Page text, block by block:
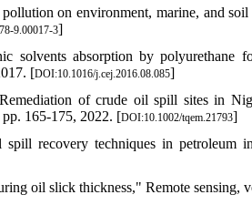
on environment, marine, and
9.00017-3]
solvents absorption by polyurethane
[DOI:10.1016/j.cej.2016.08.085]
of crude oil spill sites in
165-175, 2022. [DOI:10.1002/tqem.21793]
recovery techniques in petroleum
oil slick thickness," Remote sensing,